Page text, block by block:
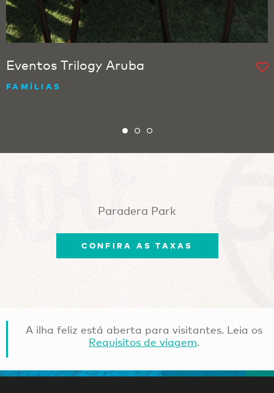
Eventos Trilogy Aruba
FAMÍLIAS
Paradera Park
CONFIRA AS TAXAS
A ilha feliz está aberta para visitantes. Leia os
Requisitos de viagem.